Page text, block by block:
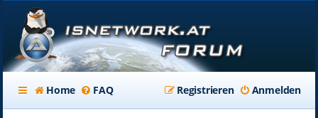
Home FAQ Anmelden
Registrieren